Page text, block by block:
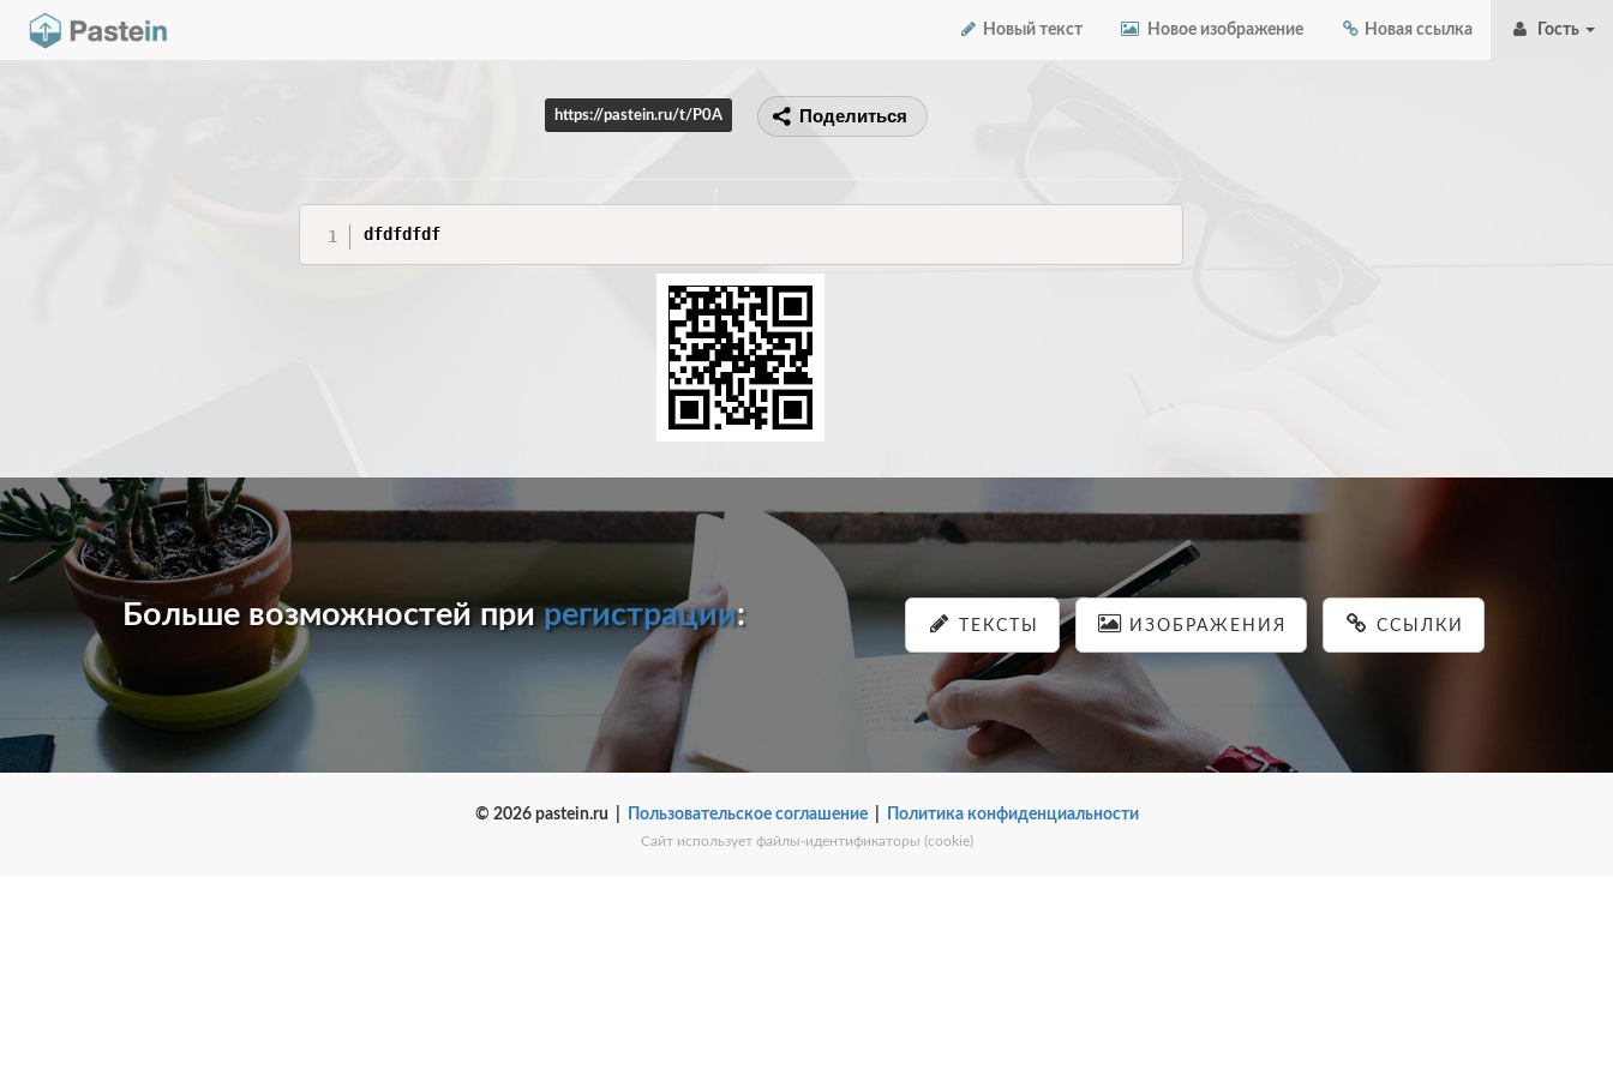
Новый текст Новое изображение Новая ссылка Гость
https://pastein.ru/t/P0A Поделиться
dfdfdfdf
Больше возможностей прирегистрации: ТЕКСТЫ ИЗОБРАЖЕНИЯ ССЫЛКИ
© 2026 pastein.ru | Пользовательское соглашение| Политика конфиденциальности
Сайт использует файлы-идентификаторы (cookie)